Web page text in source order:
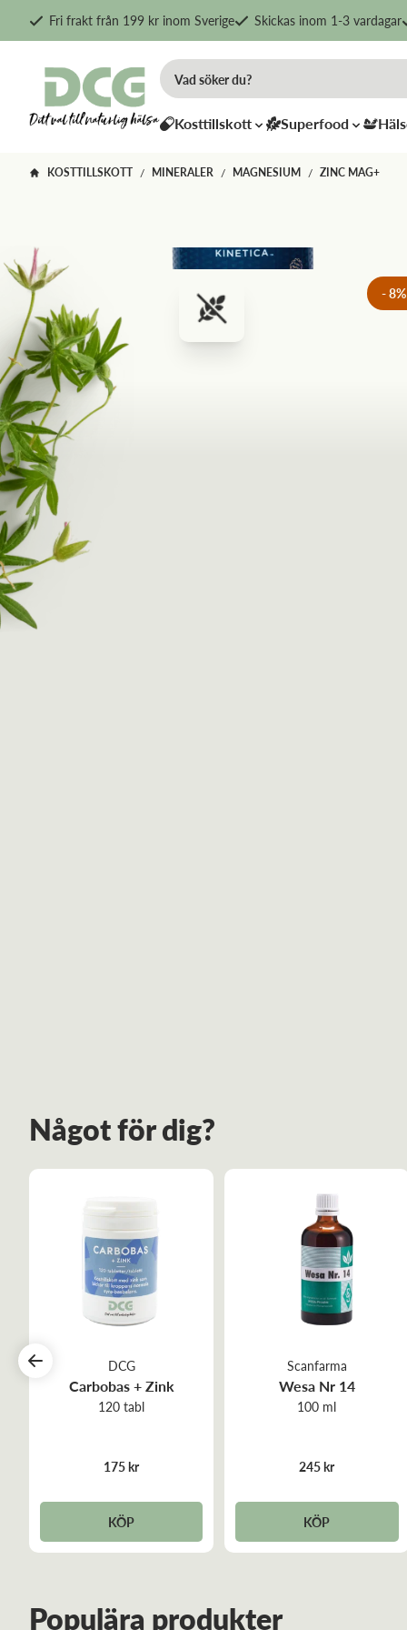
Fri frakt från 199 kr inom Sverige Skickas inom 1-3 vardagar
Kosttillskott Superfood
KOSTTILLSKOTT / MINERALER / MAGNESIUM / ZINC MAG+
-8%
Något för dig?
DCG
Carbobas + Zink
120 tabl
175 kr
KÖP
Scanfarma
Wesa Nr 14
100 ml
245 kr
KÖP
Populära produkter